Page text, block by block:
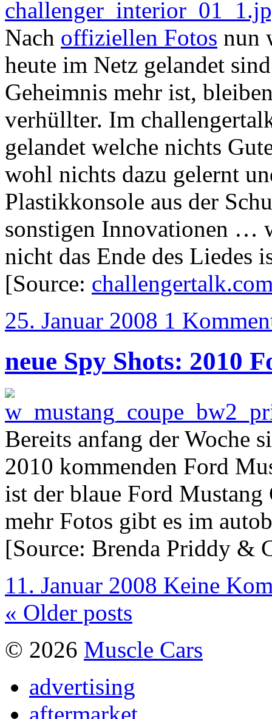
Nach offiziellen Fotos nun
heute im Netz gelandet
Geheimnis mehr ist,
verhüllter. Im
gelandet welche nichts
wohl nichts dazu gelernt
Plastikkonsole aus der
sonstigen Innovationen …
nicht das Ende des Liedes
[Source:
25. Januar 2008 1
neue Spy Shots: 2010
Bereits anfang der Woche
2010 kommenden Ford
ist der blaue Ford
mehr Fotos gibt es im
[Source: Brenda Priddy &
11. Januar 2008 Keine
« Older posts
© 2026 Muscle Cars
advertising
aftermarket